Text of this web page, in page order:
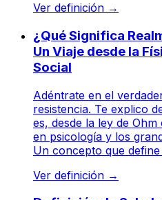
Ver definición →
¿Qué Significa
Un Viaje desde la
Social
Adéntrate en el
resistencia. Te explico
es, desde la ley de
en psicología y los
Un concepto que
Ver definición →